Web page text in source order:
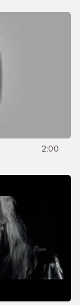
2:00